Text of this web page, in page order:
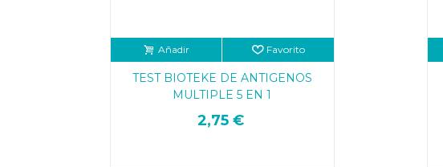
Añadir Favorito
TEST BIOTEKE DE ANTIGENOS
MULTIPLE 5 EN 1
2,75 €